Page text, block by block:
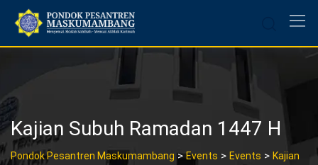
content
Kajian Subuh Ramadan 1447 H
Pondok Pesantren Maskumambang >Events > Events > Kajian